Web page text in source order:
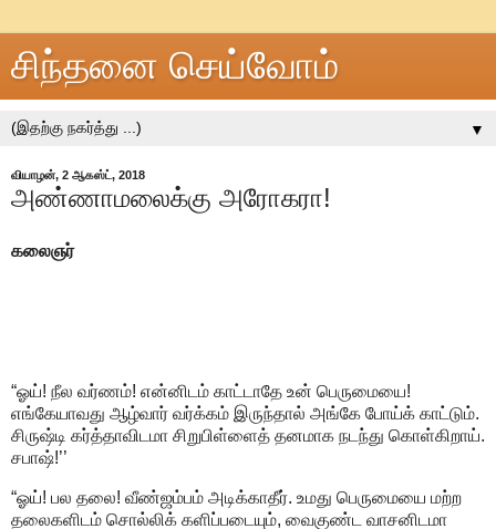
சிந்தனை செய்வோம்
▼
வியாழன், 2 ஆகஸ்ட், 2018
அண்ணாமலைக்கு அரோகரா!
கலைஞர்
“ஓய்! நீல வர்ணம்! என்னிடம் காட்டாதே உன் பெருமையை!
எங்கேயாவது ஆழ்வார் வர்க்கம் இருந்தால் அங்கே போய்க் காட்டும்.
சிருஷ்டி கர்த்தாவிடமா சிறுபிள்ளைத் தனமாக நடந்து கொள்கிறாய்.
சபாஷ்!’’
“ஓய்! பல தலை! வீண்ஜம்பம் அடிக்காதீர். உமது பெருமையை மற்ற
தலைகளிடம் சொல்லிக் களிப்படையும், வைகுண்ட வாசனிடமா